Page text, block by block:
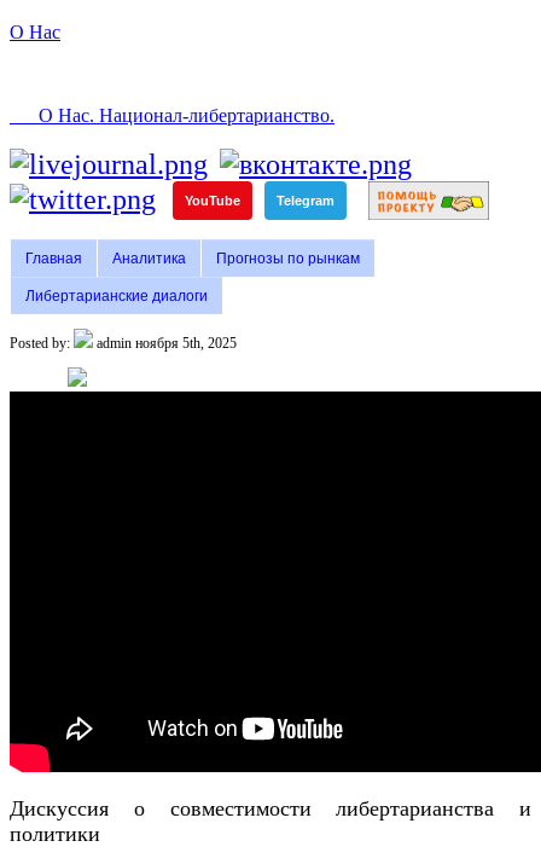
О Нас
О Нас. Национал-либертарианство.
YouTube Telegram
Главная Аналитика Прогнозы по рынкам
Либертарианские диалоги
Posted by: admin ноября 5th, 2025
Дискуссия о совместимости либертарианства и
политики